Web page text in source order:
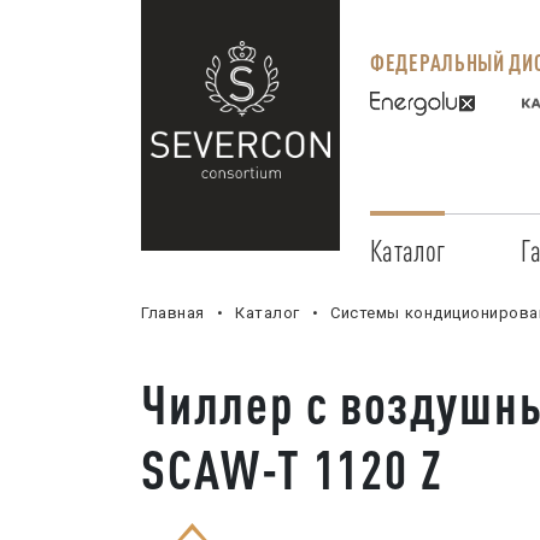
ФЕДЕРАЛЬНЫЙ
Каталог
Главная Каталог Системы
Чиллер с
SCAW-T 1120 Z